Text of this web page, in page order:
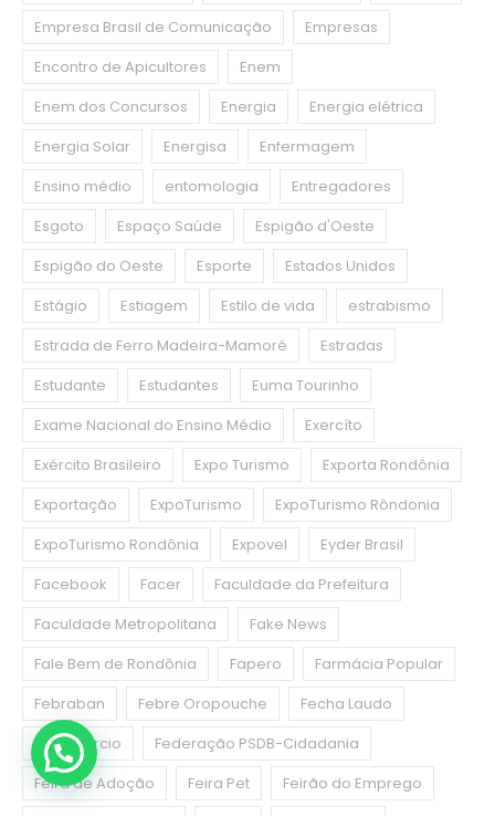
Empresa Brasil de Comunicação
Empresas
Encontro de Apicultores
Enem
Enem dos Concursos
Energia
Energia elétrica
Energia Solar
Energisa
Enfermagem
Ensino médio
entomologia
Entregadores
Esgoto
Espaço Saúde
Espigão d'Oeste
Espigão do Oeste
Esporte
Estados Unidos
Estágio
Estiagem Estilo de vida
estrabismo
Estrada de Ferro Madeira-Mamoré
Estradas
Estudante
Estudantes
Euma Tourinho
Exame Nacional do Ensino Médio
Exercíto
Exército Brasileiro
Expo Turismo
Exporta Rondônia
Exportação
ExpoTurismo
ExpoTurismo Rôndonia
ExpoTurismo Rondônia
Expovel
Eyder Brasil
Facebook
Facer
Faculdade da Prefeitura
Faculdade Metropolitana
Fake News
Fale Bem de Rondônia
Fapero
Farmácia Popular
Febraban
Febre Oropouche
Fecha Laudo
Fecomercio
Federação PSDB-Cidadania
Feira de Adoção
Feira Pet
Feirão do Emprego